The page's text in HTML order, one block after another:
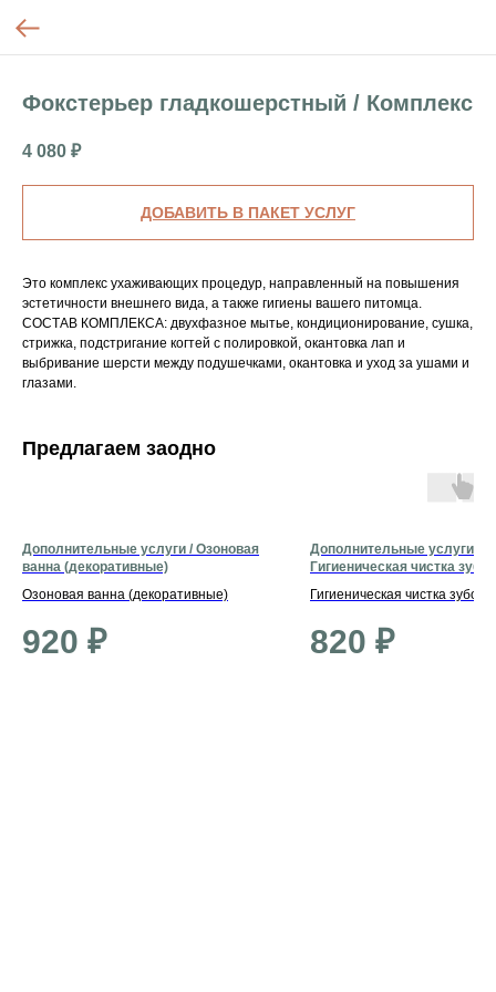
Фокстерьер гладкошерстный / Комплекс
4 080 ₽
ДОБАВИТЬ В ПАКЕТ УСЛУГ
Это комплекс ухаживающих процедур, направленный на повышения
эстетичности внешнего вида, а также гигиены вашего питомца.
СОСТАВ КОМПЛЕКСА: двухфазное мытье, кондиционирование, сушка,
стрижка, подстригание когтей с полировкой, окантовка лап и
выбривание шерсти между подушечками, окантовка и уход за ушами и
глазами.
Предлагаем заодно
Дополнительные услуги / Озоновая
ванна (декоративные)
Озоновая ванна (декоративные)
920 ₽
Дополнительные услуги /
Гигиеническая чистка зубов
Гигиеническая чистка зубов
820 ₽